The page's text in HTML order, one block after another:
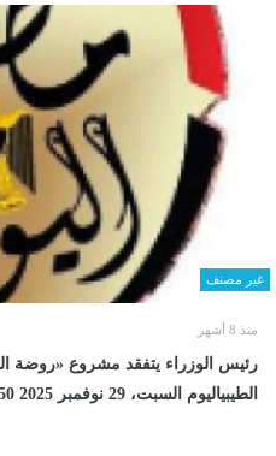
غير مصنف
منذ 8 أشهر
الطيبياليوم السبت، 29 نوفمبر 2025 11:50 صـ